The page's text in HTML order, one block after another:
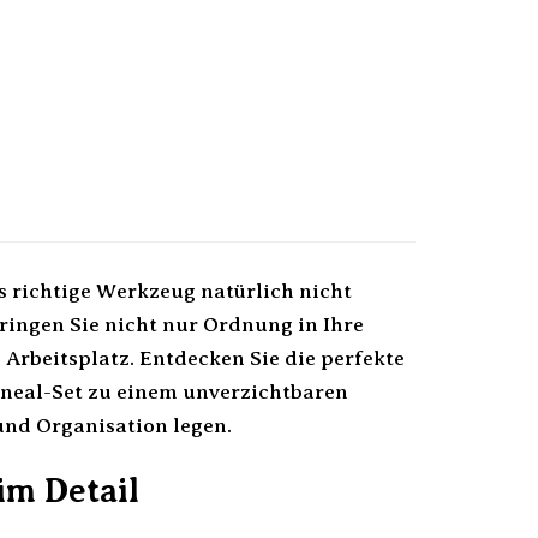
richtige Werkzeug natürlich nicht
Sie nicht nur Ordnung in Ihre
Entdecken Sie die perfekte
Set zu einem unverzichtbaren
Organisation legen.
Detail